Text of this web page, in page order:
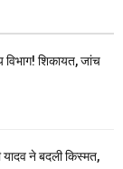
विभाग! शिकायत, जांच
यादव ने बदली किस्मत,